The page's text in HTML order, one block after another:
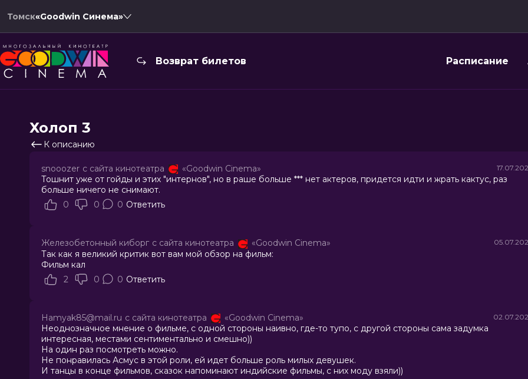
Томск«Goodwin Синема»
Возврат билетов Расписание
Холоп 3
К описанию
snooozer с сайта кинотеатра «Goodwin Cinema»
Тошнит уже от гойды и этих "интернов", но в раше больше *** нет актеров, придется идти и жрать кактус, раз
больше ничего не снимают.
0
0 0 Ответить
Железобетонный киборг с сайта кинотеатра «Goodwin Cinema»
Так как я великий критик вот вам мой обзор на фильм:
Фильм кал
2
0 0 Ответить
Hamyak85@mail.ru с сайта кинотеатра «Goodwin Cinema»
Неоднозначное мнение о фильме, с одной стороны наивно, где-то тупо, с другой стороны сама задумка
интересная, местами сентиментально и смешно))
На один раз посмотреть можно.
Не понравилась Асмус в этой роли, ей идет больше роль милых девушек.
И танцы в конце фильмов, сказок напоминают индийские фильмы, с них моду взяли))